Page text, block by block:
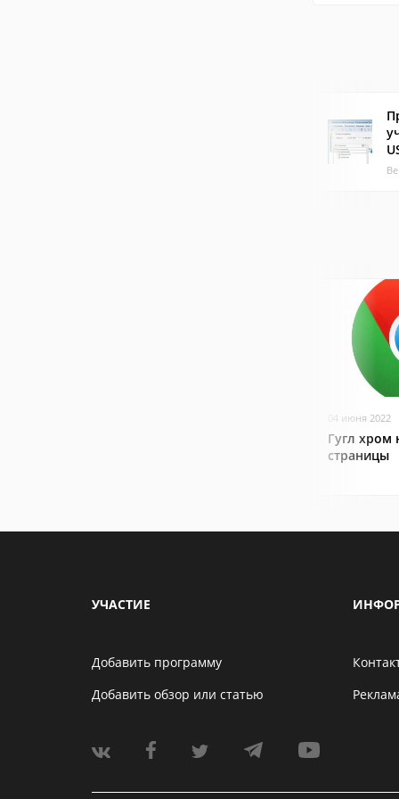
04 июня 2022
Гугл хром
страницы
УЧАСТИЕ
Добавить программу
Добавить обзор или статью